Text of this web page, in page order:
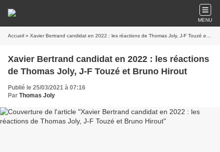
MENU
Accueil » Xavier Bertrand candidat en 2022 : les réactions de Thomas Joly, J-F Touzé et Bruno Hirout
Xavier Bertrand candidat en 2022 : les réactions
de Thomas Joly, J-F Touzé et Bruno Hirout
Publié le 25/03/2021 à 07:16
Par Thomas Joly